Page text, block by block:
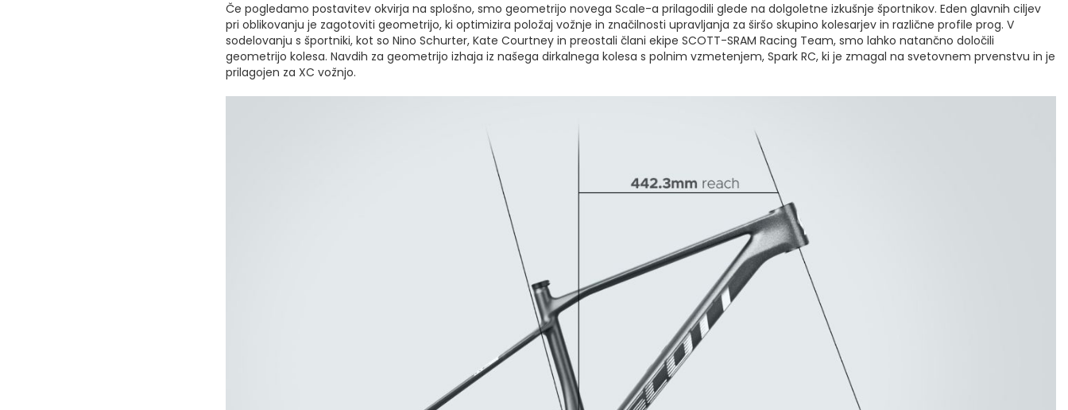
Če pogledamo postavitev okvirja na splošno, smo geometrijo novega Scale-a prilagodili glede na dolgoletne izkušnje športnikov. Eden glavnih ciljev
pri oblikovanju je zagotoviti geometrijo, ki optimizira položaj vožnje in značilnosti upravljanja za širšo skupino kolesarjev in različne profile prog. V
sodelovanju s športniki, kot so Nino Schurter, Kate Courtney in preostali člani ekipe SCOTT-SRAM Racing Team, smo lahko natančno določili
geometrijo kolesa. Navdih za geometrijo izhaja iz našega dirkalnega kolesa s polnim vzmetenjem, Spark RC, ki je zmagal na svetovnem prvenstvu in je
prilagojen za XC vožnjo.